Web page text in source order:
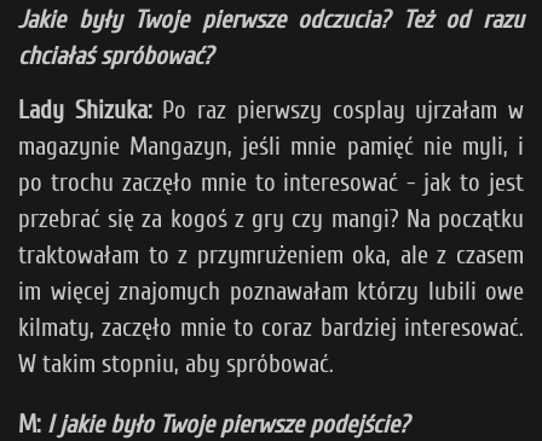
Jakie były Twoje pierwsze odczucia? Też od razu
chciałaś spróbować?
Lady Shizuka: Po raz pierwszy cosplay ujrzałam w
magazynie Mangazyn, jeśli mnie pamięć nie myli, i
po trochu zaczęło mnie to interesować - jak to jest
przebrać się za kogoś z gry czy mangi? Na początku
traktowałam to z przymrużeniem oka, ale z czasem
im więcej znajomych poznawałam którzy lubili owe
kilmaty, zaczęło mnie to coraz bardziej interesować.
W takim stopniu, aby spróbować.
M: I jakie było Twoje pierwsze podejście?